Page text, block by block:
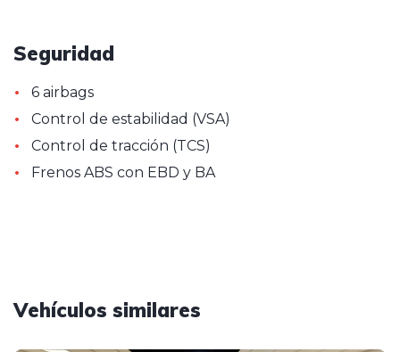
Seguridad
• 6 airbags
• Control de estabilidad (VSA)
• Control de tracción (TCS)
• Frenos ABS con EBD y BA
Vehículos similares